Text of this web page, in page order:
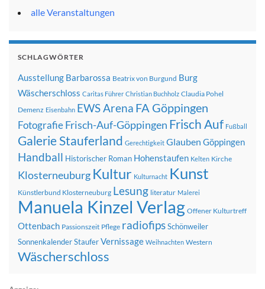
alle Veranstaltungen
SCHLAGWÖRTER
Ausstellung Barbarossa Beatrix von Burgund Burg
Wäscherschloss Caritas Führer Christian Buchholz Claudia Pohel
Demenz Eisenbahn EWS Arena FA Göppingen
FotografieFrisch-Auf-Göppingen Frisch Auf Fußball
Galerie Stauferland Gerechtigkeit Glauben Göppingen
Handball Historischer Roman Hohenstaufen Kelten Kirche
Klosterneuburg Kultur Kulturnacht Kunst
Künstlerbund Klosterneuburg Lesung literatur Malerei
Manuela Kinzel Verlag Offener Kulturtreff
Ottenbach Passionszeit Pflege radiofipsSchönweiler
SonnenkalenderStauferVernissage Weihnachten Western
Wäscherschloss